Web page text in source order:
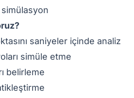
saniyeler içinde analiz
simüle etme
belirleme